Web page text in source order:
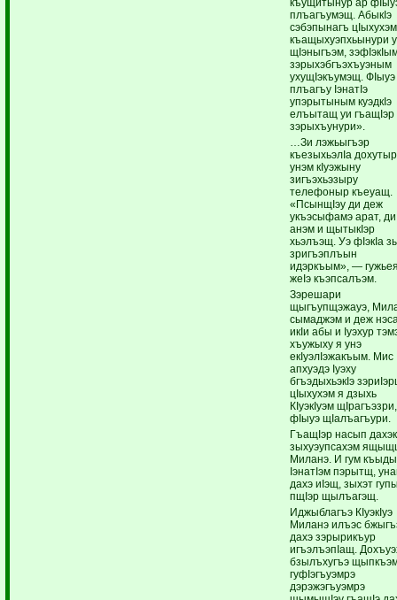
плъагъумэщ. АбыкIэ
сэбэпынагъ цIыхухэм
къащыхуэпхьынури
щIэныгъэм,
зэрыхэбгъэхъуэным
ухущIэкъумэщ. ФIыуэ
плъагъу IэнатIэ
упэрытыным куэдкIэ
елъытащ уи гъащIэр
зэрыхъунури».
…Зи лэжьыгъэр
къезыхьэлIа
унэм кIуэжыну
зигъэхьэзыру
телефоныр къеуащ.
«ПсынщIэу ди деж
укъэсыфамэ арат, ди
анэм и щытыкIэр
хьэлъэщ. Уэ фIэкIа
зригъэплъын
идэркъым», —
жеIэ къэпсалъэм.
Зэрешари
щыгъупщэжауэ,
сымаджэм и деж
икIи абы и Iуэхур
хъужыху я унэ
екIуэлIэжакъым. Мис
апхуэдэ Iуэху
бгъэдыхьэкIэ
цIыхухэм я дзыхь
КIуэкIуэм щIрагъэзри,
фIыуэ щIалъагъури.
ГъащIэр насып
зыхуэупсахэм
Миланэ. И гум
IэнатIэм пэрытщ,
дахэ иIэщ, зыхэт
пщIэр щылъагэщ.
Иджыблагъэ КIуэкIуэ
Миланэ илъэс
дахэ зэрырикъур
игъэлъэпIащ.
бзылъхугъэ
гуфIэгъуэмрэ
дэрэжэгъуэмрэ